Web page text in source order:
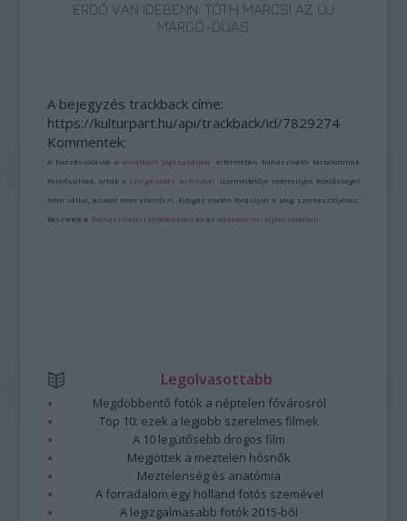
ERDŐ VAN IDEBENN: TÓTH MARCSI AZ ÚJ
MARGÓ-DÍJAS
A bejegyzés trackback címe:
https://kulturpart.hu/api/trackback/id/7829274
Kommentek:
A hozzászólások avonatkozó jogszabályok értelmében felhasználói tartalomnak
minősülnek, értük a szolgáltatás technikai üzemeltetője semmilyen felelősséget
nem vállal, azokat nem ellenőrzi. Kifogás esetén forduljon a blog szerkesztőjéhez.
Részletek a Felhasználási feltételekben és azadatvédelmi tájékoztatóban
Legolvasottabb
Megdöbbentő fotók a néptelen fővárosról
Top 10: ezek a legjobb szerelmes filmek
A 10 legütősebb drogos film
Megjöttek a meztelen hősnők
Meztelenség és anatómia
A forradalom egy holland fotós szemével
A legizgalmasabb fotók 2015-ből